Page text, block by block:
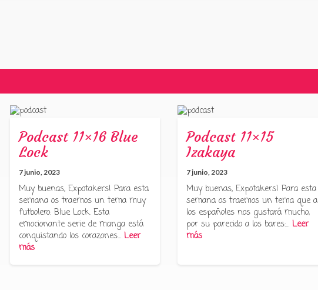
Podcast 11×16 Blue
Lock
7 junio, 2023
Muy buenas, Expotakers! Para esta
semana os traemos un tema muy
futbolero: Blue Lock. Esta
emocionante serie de manga está
conquistando los corazones… Leer
más
Podcast 11×15
Izakaya
7 junio, 2023
Muy buenas, Expotakers! Para esta
semana os traemos un tema que a
los españoles nos gustará mucho,
por su parecido a los bares:… Leer
más